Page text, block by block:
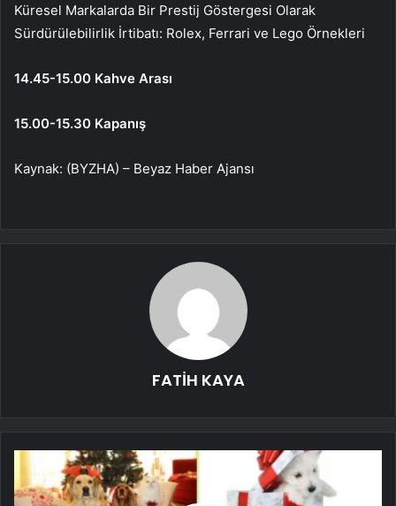
Küresel Markalarda Bir Prestij Göstergesi Olarak
Sürdürülebilirlik İrtibatı: Rolex, Ferrari ve Lego Örnekleri
14.45-15.00 Kahve Arası
15.00-15.30 Kapanış
Kaynak: (BYZHA) – Beyaz Haber Ajansı
FATİH KAYA